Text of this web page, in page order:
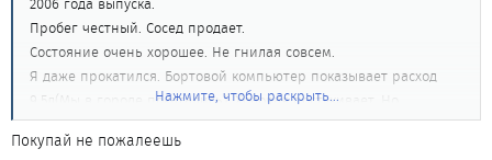
Пробег честный. Сосед продает.
Состояние очень хорошее. Не гнилая совсем.
Я даже прокатился. Бортовой компьютер показывает расход
9.5л(Мы в городе покатались) .Ходовая постукивает. Но
впечатления хорошие. Чувствуется плавность, вальяжность. Я
после Деу Ланос если что )). Разгоняется не очень быстро, по
Нажмите, чтобы раскрыть...
Покупай не пожалеешь